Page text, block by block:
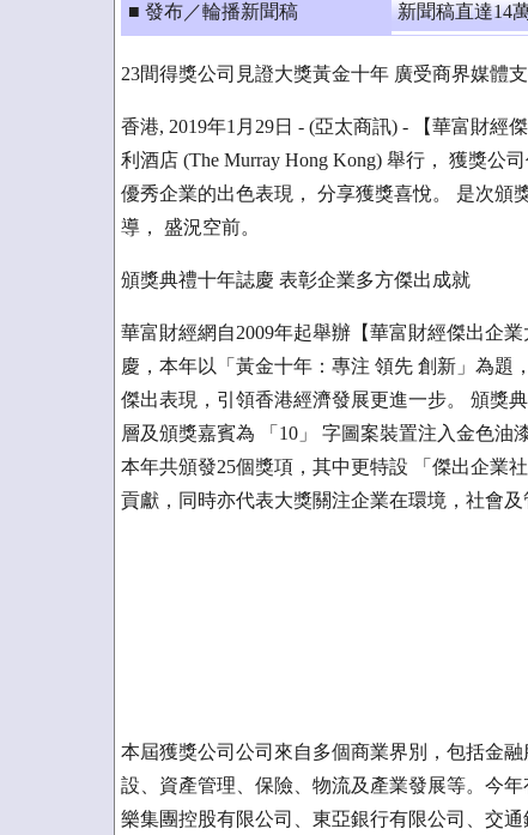
■ 發布／輪播新聞稿 新聞稿直達14
23間得獎公司見證大獎黃金十年 廣受商界媒體
香港, 2019年1月29日 - (亞太商訊) - 【華富財經
利酒店 (The Murray Hong Kong) 舉行， 獲獎公
優秀企業的出色表現， 分享獲獎喜悅。 是次頒
導， 盛況空前。
頒獎典禮十年誌慶 表彰企業多方傑出成就
華富財經網自2009年起舉辦【華富財經傑出企
慶，本年以「黃金十年：專注 領先 創新」為題
傑出表現，引領香港經濟發展更進一步。 頒獎
層及頒獎嘉賓為 「10」 字圖案裝置注入金色油
本年共頒發25個獎項，其中更特設 「傑出企業
貢獻，同時亦代表大獎關注企業在環境，社會及
本屆獲獎公司公司來自多個商業界別，包括金
設、資產管理、保險、物流及產業發展等。今
樂集團控股有限公司、東亞銀行有限公司、交